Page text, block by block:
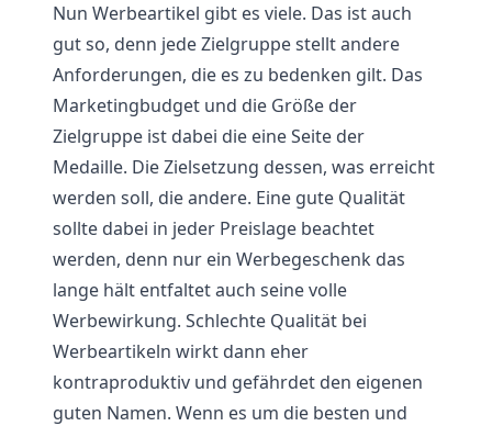
Nun Werbeartikel gibt es viele. Das ist auch
gut so, denn jede Zielgruppe stellt andere
Anforderungen, die es zu bedenken gilt. Das
Marketingbudget und die Größe der
Zielgruppe ist dabei die eine Seite der
Medaille. Die Zielsetzung dessen, was erreicht
werden soll, die andere. Eine gute Qualität
sollte dabei in jeder Preislage beachtet
werden, denn nur ein Werbegeschenk das
lange hält entfaltet auch seine volle
Werbewirkung. Schlechte Qualität bei
Werbeartikeln wirkt dann eher
kontraproduktiv und gefährdet den eigenen
guten Namen. Wenn es um die besten und